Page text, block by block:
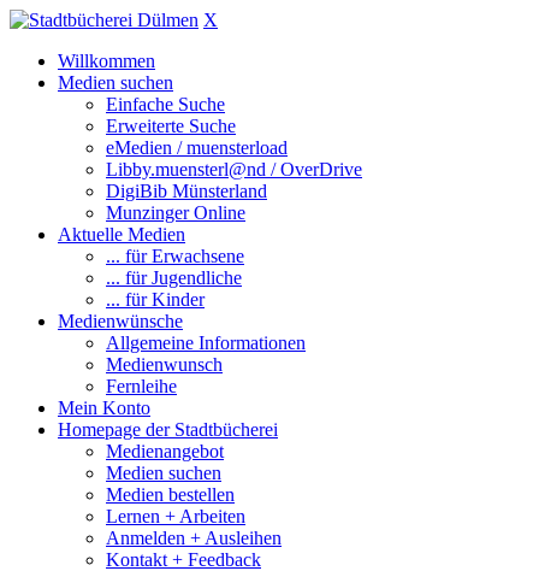
X
Willkommen
Medien suchen
Einfache Suche
Erweiterte Suche
eMedien / muensterload
Libby.muensterl@nd / OverDrive
DigiBib Münsterland
Munzinger Online
Aktuelle Medien
... für Erwachsene
... für Jugendliche
... für Kinder
Medienwünsche
Allgemeine Informationen
Medienwunsch
Fernleihe
Mein Konto
Homepage der Stadtbücherei
Medienangebot
Medien suchen
Medien bestellen
Lernen + Arbeiten
Anmelden + Ausleihen
Kontakt + Feedback